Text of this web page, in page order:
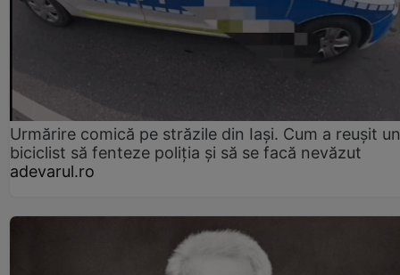
Urmărire comică pe străzile din Iași. Cum a reușit un
biciclist să fenteze poliția și să se facă nevăzut
adevarul.ro